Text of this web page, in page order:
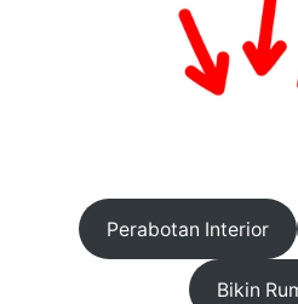
Perabotan Interior
Bikin